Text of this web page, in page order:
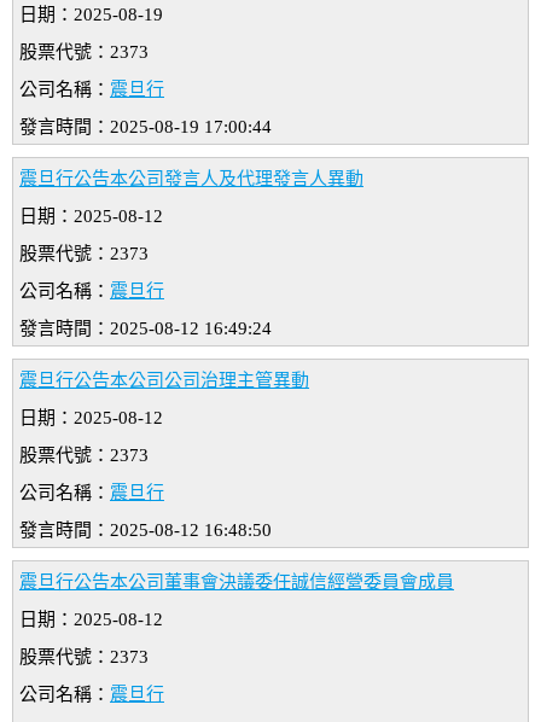
日期：2025-08-19
股票代號：2373
公司名稱： 震旦行
發言時間：2025-08-19 17:00:44
震旦行公告本公司發言人及代理發言人異動
日期：2025-08-12
股票代號：2373
公司名稱： 震旦行
發言時間：2025-08-12 16:49:24
震旦行公告本公司公司治理主管異動
日期：2025-08-12
股票代號：2373
公司名稱： 震旦行
發言時間：2025-08-12 16:48:50
震旦行公告本公司董事會決議委任誠信經營委員會成員
日期：2025-08-12
股票代號：2373
公司名稱： 震旦行